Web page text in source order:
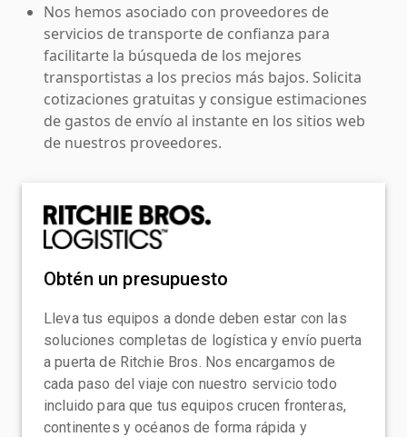
Nos hemos asociado con proveedores de
servicios de transporte de confianza para
facilitarte la búsqueda de los mejores
transportistas a los precios más bajos. Solicita
cotizaciones gratuitas y consigue estimaciones
de gastos de envío al instante en los sitios web
de nuestros proveedores.
Obtén un presupuesto
Lleva tus equipos a donde deben estar con las
soluciones completas de logística y envío puerta
a puerta de Ritchie Bros. Nos encargamos de
cada paso del viaje con nuestro servicio todo
incluido para que tus equipos crucen fronteras,
continentes y océanos de forma rápida y